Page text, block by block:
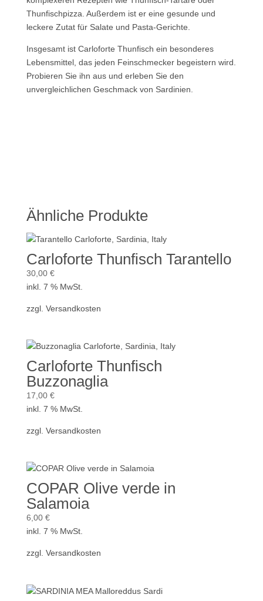
Thunfischpizza. Außerdem ist er eine gesunde und
leckere Zutat für Salate und Pasta-Gerichte.
Insgesamt ist Carloforte Thunfisch ein besonderes
Lebensmittel, das jeden Feinschmecker begeistern wird.
Probieren Sie ihn aus und erleben Sie den
unvergleichlichen Geschmack von Sardinien.
Ähnliche Produkte
Carloforte Thunfisch Tarantello
30,00 €
inkl. 7 % MwSt.
zzgl. Versandkosten
Carloforte Thunfisch
Buzzonaglia
17,00 €
inkl. 7 % MwSt.
zzgl. Versandkosten
COPAR Olive verde in
Salamoia
6,00 €
inkl. 7 % MwSt.
zzgl. Versandkosten